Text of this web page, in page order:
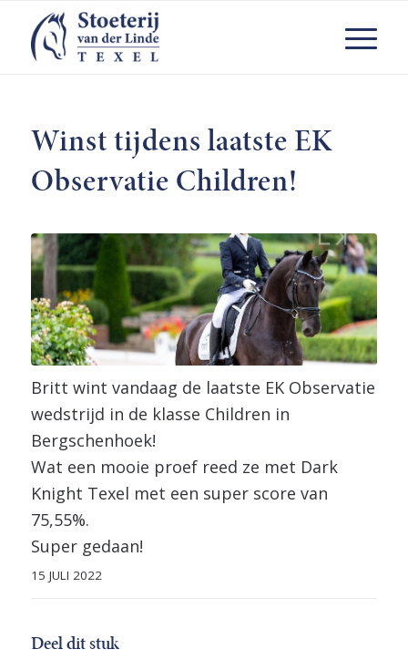
Winst tijdens laatste EK
Observatie Children!
Britt wint vandaag de laatste EK Observatie
wedstrijd in de klasse Children in
Bergschenhoek!
Wat een mooie proef reed ze met Dark
Knight Texel met een super score van
75,55%.
Super gedaan!
15 JULI 2022
Deel dit stuk